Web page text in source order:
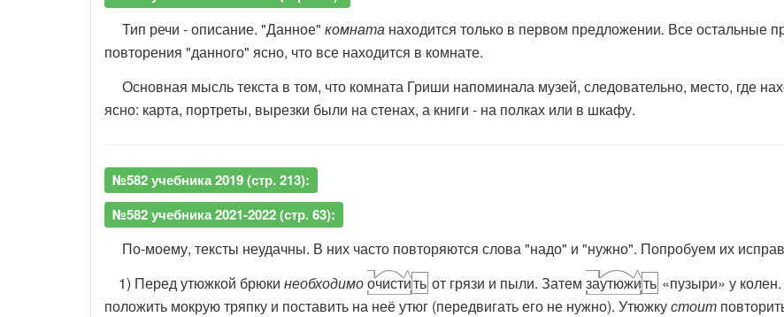
Тип речи - описание. "Данное" комната находится только в первом предложении. Все остальные
повторения "данного" ясно, что все находится в комнате.
Основная мысль текста в том, что комната Гриши напоминала музей, следовательно, место, где
ясно: карта, портреты, вырезки были на стенах, а книги - на полках или в шкафу.
№582 учебника 2019 (стр. 213):
№582 учебника 2021-2022 (стр. 63):
По-моему, тексты неудачны. В них часто повторяются слова "надо" и "нужно". Попробуем их
1) Перед утюжкой брюки необходимоочистить от грязи и пыли. Затем заутюжить «пузыри» у
положить мокрую тряпку и поставить на неё утюг (передвигать его не нужно). Утюжкустоит